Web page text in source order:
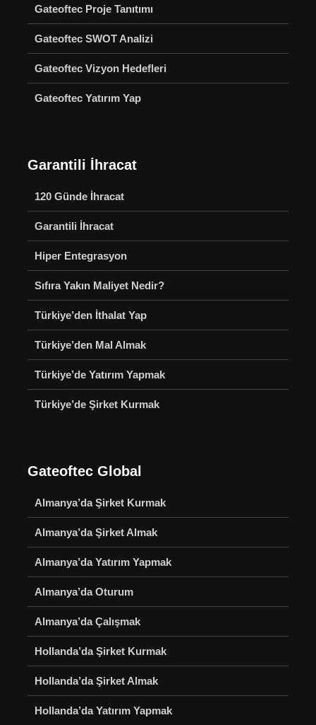
Gateoftec Proje Tanıtımı
Gateoftec SWOT Analizi
Gateoftec Vizyon Hedefleri
Gateoftec Yatırım Yap
Garantili İhracat
120 Günde İhracat
Garantili İhracat
Hiper Entegrasyon
Sıfıra Yakın Maliyet Nedir?
Türkiye’den İthalat Yap
Türkiye’den Mal Almak
Türkiye’de Yatırım Yapmak
Türkiye’de Şirket Kurmak
Gateoftec Global
Almanya’da Şirket Kurmak
Almanya’da Şirket Almak
Almanya’da Yatırım Yapmak
Almanya’da Oturum
Almanya’da Çalışmak
Hollanda’da Şirket Kurmak
Hollanda’da Şirket Almak
Hollanda’da Yatırım Yapmak